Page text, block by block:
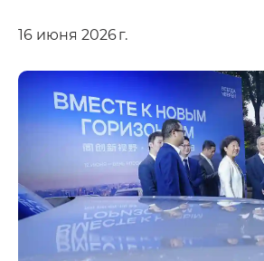
16 июня 2026 г.